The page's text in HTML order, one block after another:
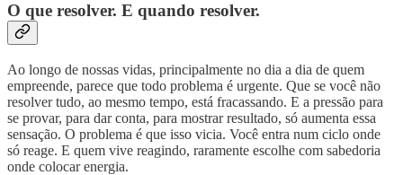
O que resolver. E quando resolver.
Ao longo de nossas vidas, principalmente no dia a dia de quem
empreende, parece que todo problema é urgente. Que se você não
resolver tudo, ao mesmo tempo, está fracassando. E a pressão para
se provar, para dar conta, para mostrar resultado, só aumenta essa
sensação. O problema é que isso vicia. Você entra num ciclo onde
só reage. E quem vive reagindo, raramente escolhe com sabedoria
onde colocar energia.